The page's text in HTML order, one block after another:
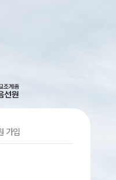
가입